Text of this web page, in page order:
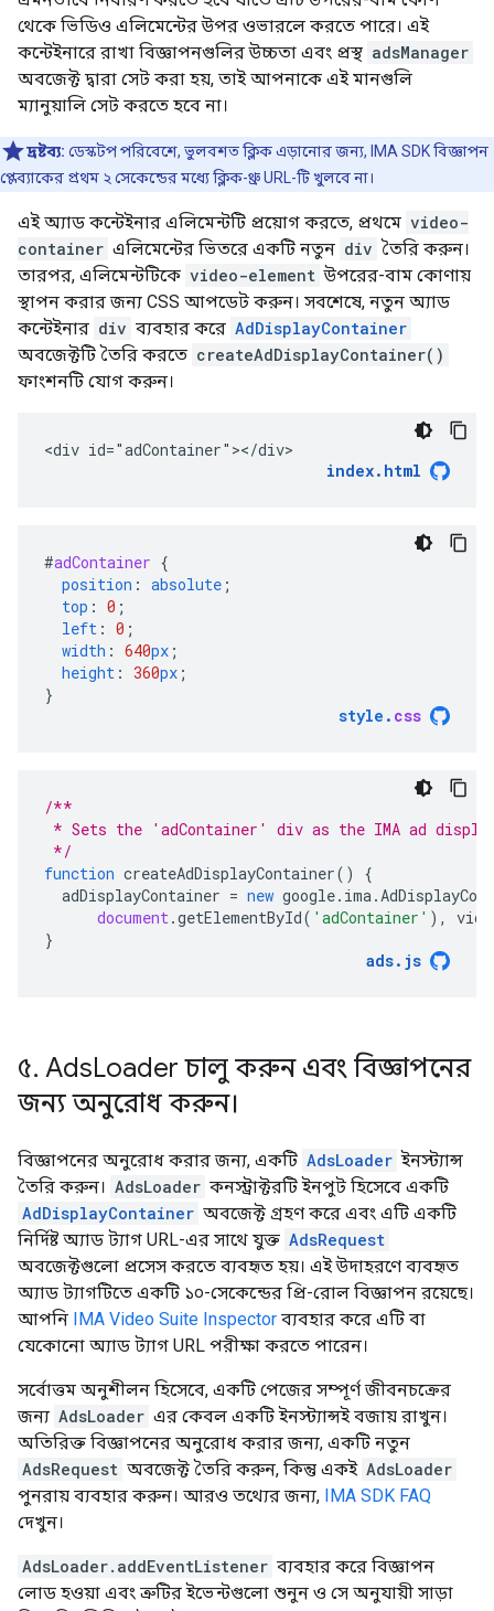
থেকে ভিডিও এলিমেন্টের উপর ওভারলে করতে পারে। এই
কন্টেইনারে রাখা বিজ্ঞাপনগুলির উচ্চতা এবং প্রস্থ adsManager
অবজেক্ট দ্বারা সেট করা হয়, তাই আপনাকে এই মানগুলি
ম্যানুয়ালি সেট করতে হবে না।
দ্রষ্টব্য: ডেস্কটপ পরিবেশে, ভুলবশত ক্লিক এড়ানোর জন্য, IMA SDK বিজ্ঞাপন
প্লেব্যাকের প্রথম ২ সেকেন্ডের মধ্যে ক্লিক-থ্রু URL-টি খুলবে না।
এই অ্যাড কন্টেইনার এলিমেন্টটি প্রয়োগ করতে, প্রথমে video-
container এলিমেন্টের ভিতরে একটি নতুন div তৈরি করুন।
তারপর, এলিমেন্টটিকে video-element উপরের-বাম কোণায়
স্থাপন করার জন্য CSS আপডেট করুন। সবশেষে, নতুন অ্যাড
কন্টেইনার div ব্যবহার করে AdDisplayContainer
অবজেক্টটি তৈরি করতে createAdDisplayContainer()
ফাংশনটি যোগ করুন।
<div id="adContainer"></div>
index.html
#adContainer {
position : absolute ;
top : 0 ;
left : 0 ;
width : 640px ;
height : 360px ;
}
style . css
/**
* Sets the 'adContainer' div as the IMA ad
*/
function createAdDisplayContainer()
{
adDisplayContainer = new google. ima.
document.getElementById( 'adContainer' ),
}
ads. js
৫. AdsLoader চালু করুন এবং বিজ্ঞাপনের
জন্য অনুরোধ করুন।
বিজ্ঞাপনের অনুরোধ করার জন্য, একটি AdsLoader ইনস্ট্যান্স
তৈরি করুন। AdsLoader কনস্ট্রাক্টরটি ইনপুট হিসেবে একটি
AdDisplayContainer অবজেক্ট গ্রহণ করে এবং এটি একটি
নির্দিষ্ট অ্যাড ট্যাগ URL-এর সাথে যুক্ত AdsRequest
অবজেক্টগুলো প্রসেস করতে ব্যবহৃত হয়। এই উদাহরণে ব্যবহৃত
অ্যাড ট্যাগটিতে একটি ১০-সেকেন্ডের প্রি-রোল বিজ্ঞাপন রয়েছে।
আপনি IMA Video Suite Inspector ব্যবহার করে এটি বা
যেকোনো অ্যাড ট্যাগ URL পরীক্ষা করতে পারেন।
সর্বোত্তম অনুশীলন হিসেবে, একটি পেজের সম্পূর্ণ জীবনচক্রের
জন্য AdsLoader এর কেবল একটি ইনস্ট্যান্সই বজায় রাখুন।
অতিরিক্ত বিজ্ঞাপনের অনুরোধ করার জন্য, একটি নতুন
AdsRequest অবজেক্ট তৈরি করুন, কিন্তু একই AdsLoader
পুনরায় ব্যবহার করুন। আরও তথ্যের জন্য, IMA SDK FAQ
দেখুন।
AdsLoader.addEventListener ব্যবহার করে বিজ্ঞাপন
লোড হওয়া এবং ত্রুটির ইভেন্টগুলো শুনুন ও সে অনুযায়ী সাড়া